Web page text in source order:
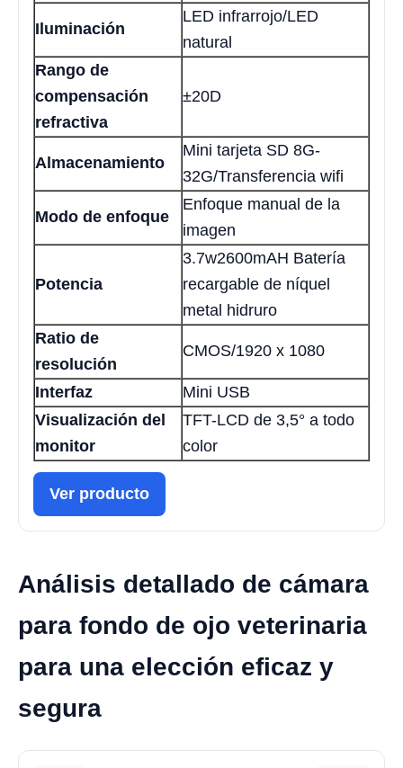
Iluminación
LED infrarrojo/LED
natural
Rango de
compensación
refractiva
±20D
Almacenamiento
Mini tarjeta SD 8G-
32G/Transferencia wifi
Modo de enfoque
Enfoque manual de la
imagen
Potencia
3.7w2600mAH Batería
recargable de níquel
metal hidruro
Ratio de
resolución
CMOS/1920 x 1080
Interfaz
Mini USB
Visualización del
monitor
TFT-LCD de 3,5° a todo
color
Ver producto
Análisis detallado de cámara
para fondo de ojo veterinaria
para una elección eficaz y
segura